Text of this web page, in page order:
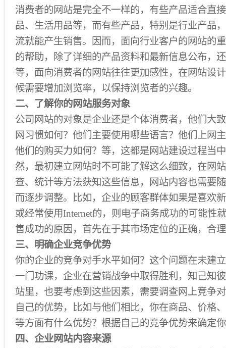
消费者的网站是完全不一样的，有些产品适合直
品、生活用品等，而有些产品，特别是行业产品
流就能产生销售。因而，面向行业客户的网站的
的帮助，除了详细的产品资料和最新信息公布，
等，面向消费者的网站往往更加感性，在网站设
候需要增加浏览率，以保持浏览者的兴趣。
二、了解你的网站服务对象
公司网站的对象是企业还是个体消费者，他们大
网习惯如何？他们主要使用哪些语言？他们上网
他们的购买力如何？等，这都是网站建设过程当
然，最初建立网站时不可能了解这么细致，在网
查、统计等方法获知这些信息，网站内容也需要
而逐步调整。比如，企业的顾客群体如果是喜欢
或经常使用Internet的，则电子商务成功的可能性
售成功的原因，首先在于其市场定位的正确，合
三、明确企业竞争优势
你的企业的竞争对手水平如何？这个问题在未建
一门功课，企业在营销战争中取得胜利，知己知
站里，也要考虑到这些因素，需要调查网上竞争
自己的优势，比如与他们相比，你在商品、价格
等方面有什么优势？根据自己的竞争优势来确定
四、企业网站内容来源